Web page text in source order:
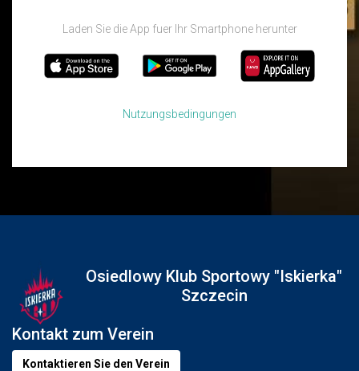
Laden Sie die App fuer Ihr Smartphone herunter
Nutzungsbedingungen
Osiedlowy Klub Sportowy "Iskierka"
Szczecin
Kontakt zum Verein
Kontaktieren Sie den Verein